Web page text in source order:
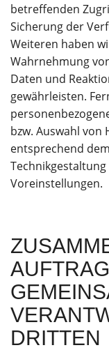
betreffenden
Sicherung der
Weiteren haben
Wahrnehmung
Daten und
gewährleisten.
bzw. Auswahl von
entsprechend
Voreinstellungen.
DRITTEN